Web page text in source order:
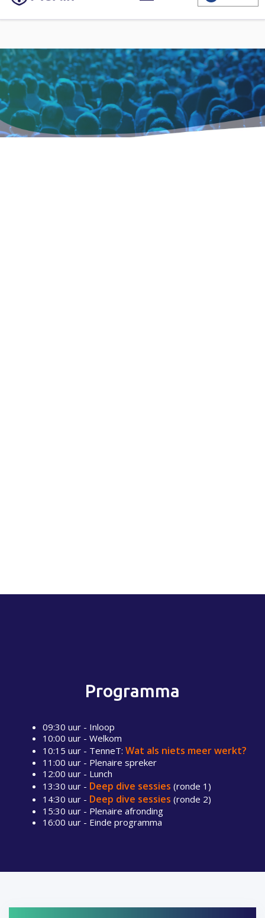
Programma
09:30 uur - Inloop
10:00 uur - Welkom
10:15 uur - TenneT: Wat als niets meer werkt?
11:00 uur - Plenaire spreker
12:00 uur - Lunch
13:30 uur - Deep dive sessies (ronde 1)
14:30 uur - Deep dive sessies (ronde 2)
15:30 uur - Plenaire afronding
16:00 uur - Einde programma